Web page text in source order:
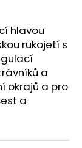
hlavou
rukojetí s
a
okrajů a pro
a